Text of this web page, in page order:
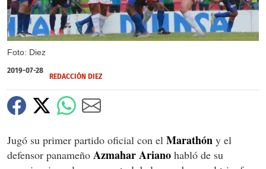
Foto: Diez
2019-07-28
REDACCIÓN DIEZ
Jugó su primer partido oficial con el Marathón y el
defensor panameño AzmaharAriano habló de su